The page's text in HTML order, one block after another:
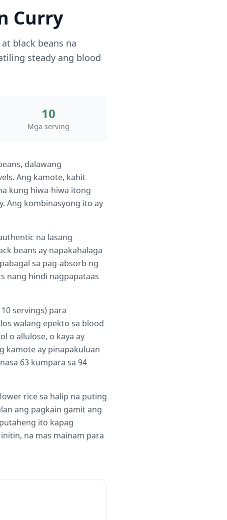
Curry
black beans na
steady ang blood
10
Mga serving
dalawang
Ang kamote, kahit
kung hiwa-hiwa itong
Ang kombinasyong ito ay
na lasang
beans ay napakahalaga
sa pag-absorb ng
nang hindi nagpapataas
servings) para
walang epekto sa blood
o allulose, o kaya ay
kamote ay pinapakuluan
63 kumpara sa 94
rice sa halip na puting
ang pagkain gamit ang
ito kapag
na mas mainam para